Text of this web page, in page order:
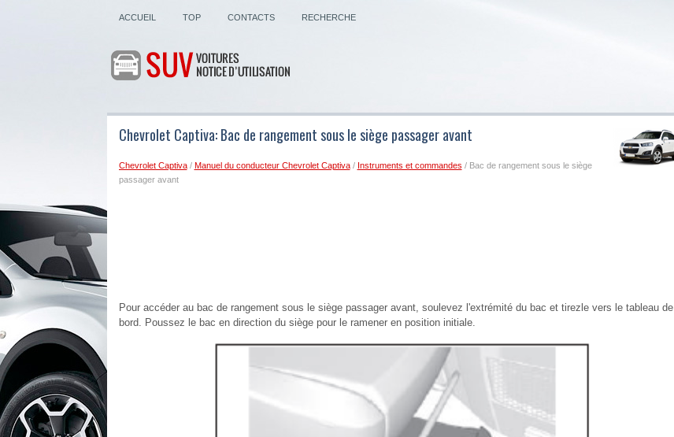
ACCUEIL TOP CONTACTS RECHERCHE
Chevrolet Captiva: Bac de rangement sous le siège passager avant
Chevrolet Captiva/ Manuel du conducteur Chevrolet Captiva/ Instruments et commandes / Bac de rangement sous le siège
passager avant
Pour accéder au bac de rangement sous le siège passager avant, soulevez l'extrémité du bac et tirezle vers le tableau de
bord. Poussez le bac en direction du siège pour le ramener en position initiale.